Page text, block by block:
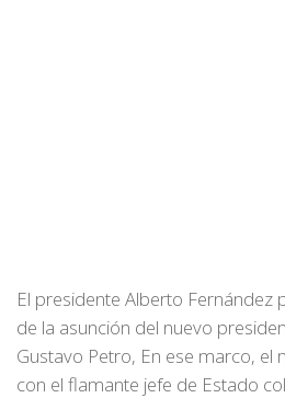
El presidente Alberto Fernández
de la asunción del nuevo
Gustavo Petro, En ese marco, el
con el flamante jefe de Estado